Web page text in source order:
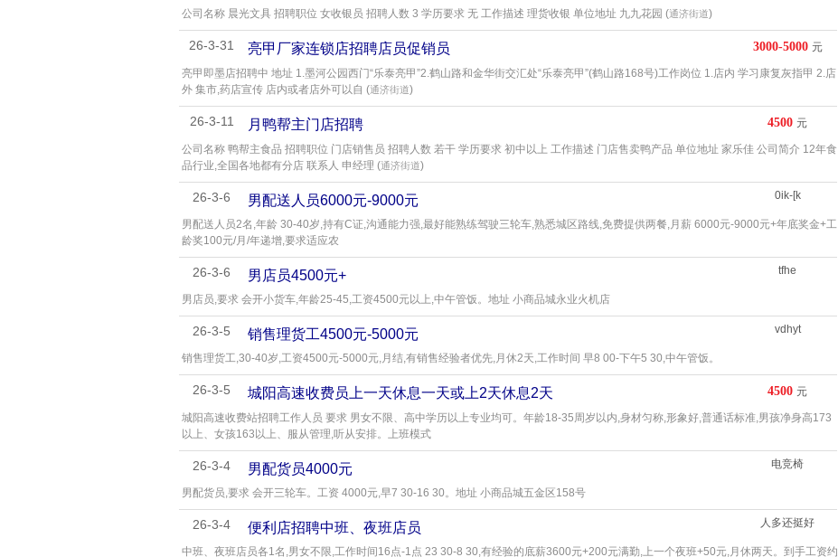
公司名称 晨光文具 招聘职位 女收银员 招聘人数 3 学历要求 无 工作描述 理货收银 单位地址 九九花园 (通济街道)
26-3-31 亮甲厂家连锁店招聘店员促销员 3000-5000 元
亮甲即墨店招聘中 地址 1.墨河公园西门“乐泰亮甲”2.鹤山路和金华街交汇处“乐泰亮甲”(鹤山路168号)工作岗位 1.店内 学习康复灰指甲 2.店
外 集市,药店宣传 店内或者店外可以自 (通济街道)
26-3-11 月鸭帮主门店招聘 4500 元
公司名称 鸭帮主食品 招聘职位 门店销售员 招聘人数 若干 学历要求 初中以上 工作描述 门店售卖鸭产品 单位地址 家乐佳 公司简介 12年食
品行业,全国各地都有分店 联系人 申经理 (通济街道)
26-3-6 男配送人员6000元-9000元 0ik-[k
男配送人员2名,年龄 30-40岁,持有C证,沟通能力强,最好能熟练驾驶三轮车,熟悉城区路线,免费提供两餐,月薪 6000元-9000元+年底奖金+工
龄奖100元/月/年递增,要求适应农
26-3-6 男店员4500元+ tfhe
男店员,要求 会开小货车,年龄25-45,工资4500元以上,中午管饭。地址 小商品城永业火机店
26-3-5 销售理货工4500元-5000元 vdhyt
销售理货工,30-40岁,工资4500元-5000元,月结,有销售经验者优先,月休2天,工作时间 早8 00-下午5 30,中午管饭。
26-3-5 城阳高速收费员上一天休息一天或上2天休息2天 4500 元
城阳高速收费站招聘工作人员 要求 男女不限、高中学历以上专业均可。年龄18-35周岁以内,身材匀称,形象好,普通话标准,男孩净身高173
以上、女孩163以上、服从管理,听从安排。上班模式
26-3-4 男配货员4000元 电竞椅
男配货员,要求 会开三轮车。工资 4000元,早7 30-16 30。地址 小商品城五金区158号
26-3-4 便利店招聘中班、夜班店员 人多还挺好
中班、夜班店员各1名,男女不限,工作时间16点-1点 23 30-8 30,有经验的底薪3600元+200元满勤,上一个夜班+50元,月休两天。到手工资约